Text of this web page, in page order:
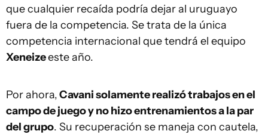
que cualquier recaída podría dejar al uruguayo
fuera de la competencia. Se trata de la única
competencia internacional que tendrá el equipo
Xeneizeeste año.
Por ahora,Cavani solamente realizó trabajos en el
campo de juego y no hizo entrenamientos a la par
del grupo. Su recuperación se maneja con cautela,